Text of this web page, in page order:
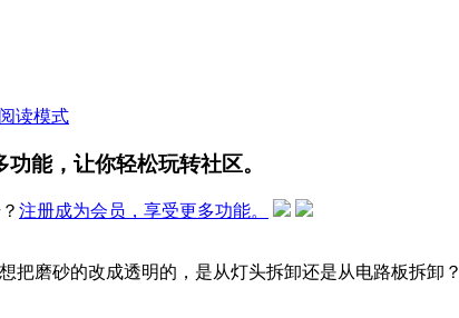
阅读模式
能，让你轻松玩转社区。
注册成为会员，享受更多功能。
把磨砂的改成透明的，是从灯头拆卸还是从电路板拆卸？